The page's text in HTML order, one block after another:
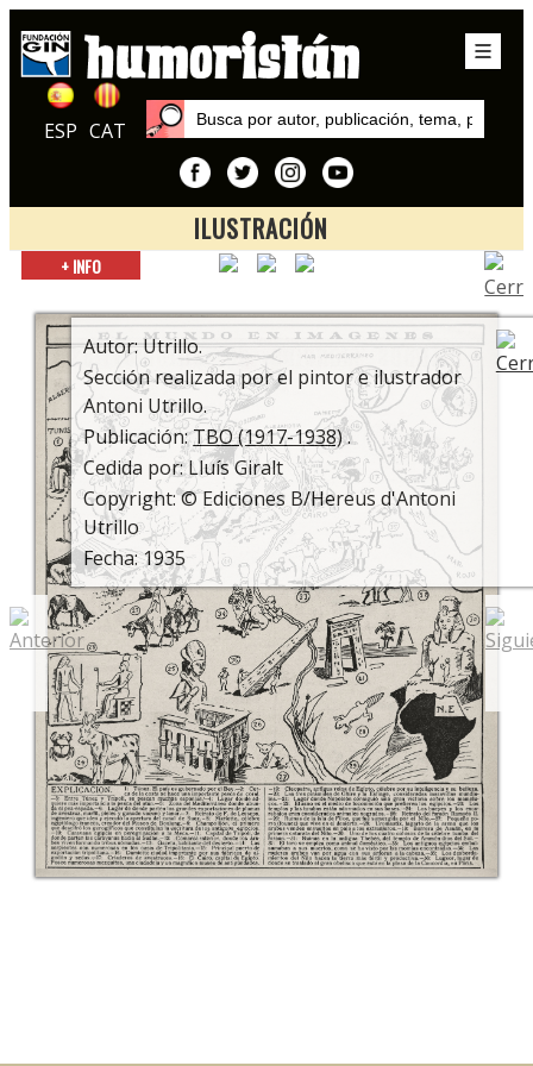
ESP CAT
ILUSTRACIÓN
Inicio
TBO: Cien años de historia
+ INFO
Autor: Utrillo.
Sección realizada por el pintor e ilustrador
Antoni Utrillo.
Publicación:TBO (1917-1938).
Cedida por: Lluís Giralt
Copyright: © Ediciones B/Hereus d'Antoni
Utrillo
Fecha: 1935